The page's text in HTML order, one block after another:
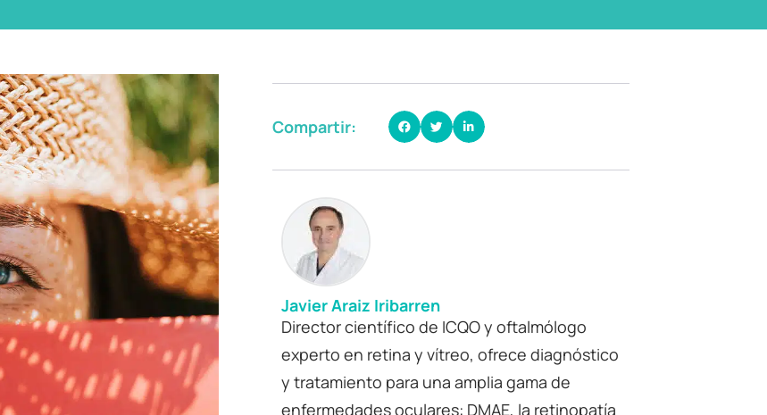
Compartir:
Javier Araiz Iribarren
Director científico de ICQO y oftalmólogo
experto en retina y vítreo, ofrece diagnóstico
y tratamiento para una amplia gama de
enfermedades oculares: DMAE, la retinopatía